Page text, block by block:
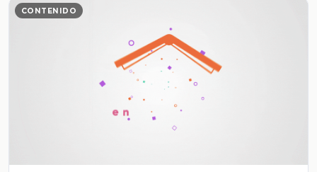
CONTENIDO